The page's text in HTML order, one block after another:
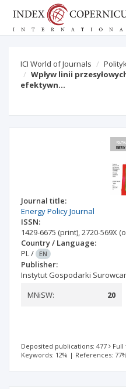
ICI World of Journals
Wpływ linii
efektywn…
Journal title:
Energy Policy Journal
ISSN:
1429-6675 (print),2720-569X
Country / Language:
PL/ EN
Publisher:
Instytut Gospodarki
MNiSW:
20
Deposited publications: 477 Full
Keywords: 12% | References: 77%